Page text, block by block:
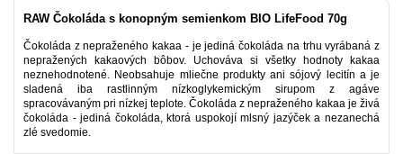
RAW Čokoláda s konopným semienkom BIO LifeFood 70g
Čokoláda z nepraženého kakaa - je jediná čokoláda na trhu vyrábaná z
nepražených kakaových bôbov. Uchováva si všetky hodnoty kakaa
neznehodnotené. Neobsahuje mliečne produkty ani sójový lecitín a je
sladená iba rastlinným nízkoglykemickým sirupom z agáve
spracovávaným pri nízkej teplote. Čokoláda z nepraženého kakaa je živá
čokoláda - jediná čokoláda, ktorá uspokojí mlsný jazýček a nezanechá
zlé svedomie.